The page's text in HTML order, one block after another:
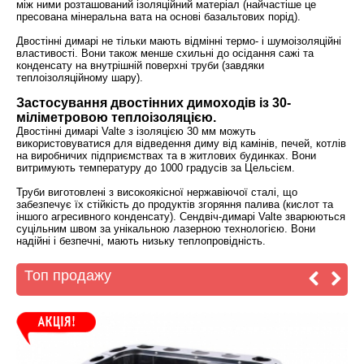
між ними розташований ізоляційний матеріал (найчастіше це
пресована мінеральна вата на основі базальтових порід).
Двостінні димарі не тільки мають відмінні термо- і шумоізоляційні
властивості. Вони також менше схильні до осідання сажі та
конденсату на внутрішній поверхні труби (завдяки
теплоізоляційному шару).
Застосування двостінних димоходів із 30-
міліметровою теплоізоляцією.
Двостінні димарі Valte з ізоляцією 30 мм можуть
використовуватися для відведення диму від камінів, печей, котлів
на виробничих підприємствах та в житлових будинках. Вони
витримують температуру до 1000 градусів за Цельсієм.
Труби виготовлені з високоякісної нержавіючої сталі, що
забезпечує їх стійкість до продуктів згоряння палива (кислот та
іншого агресивного конденсату). Сендвіч-димарі Valte зварюються
суцільним швом за унікальною лазерною технологією. Вони
надійні і безпечні, мають низьку теплопровідність.
Топ продажу